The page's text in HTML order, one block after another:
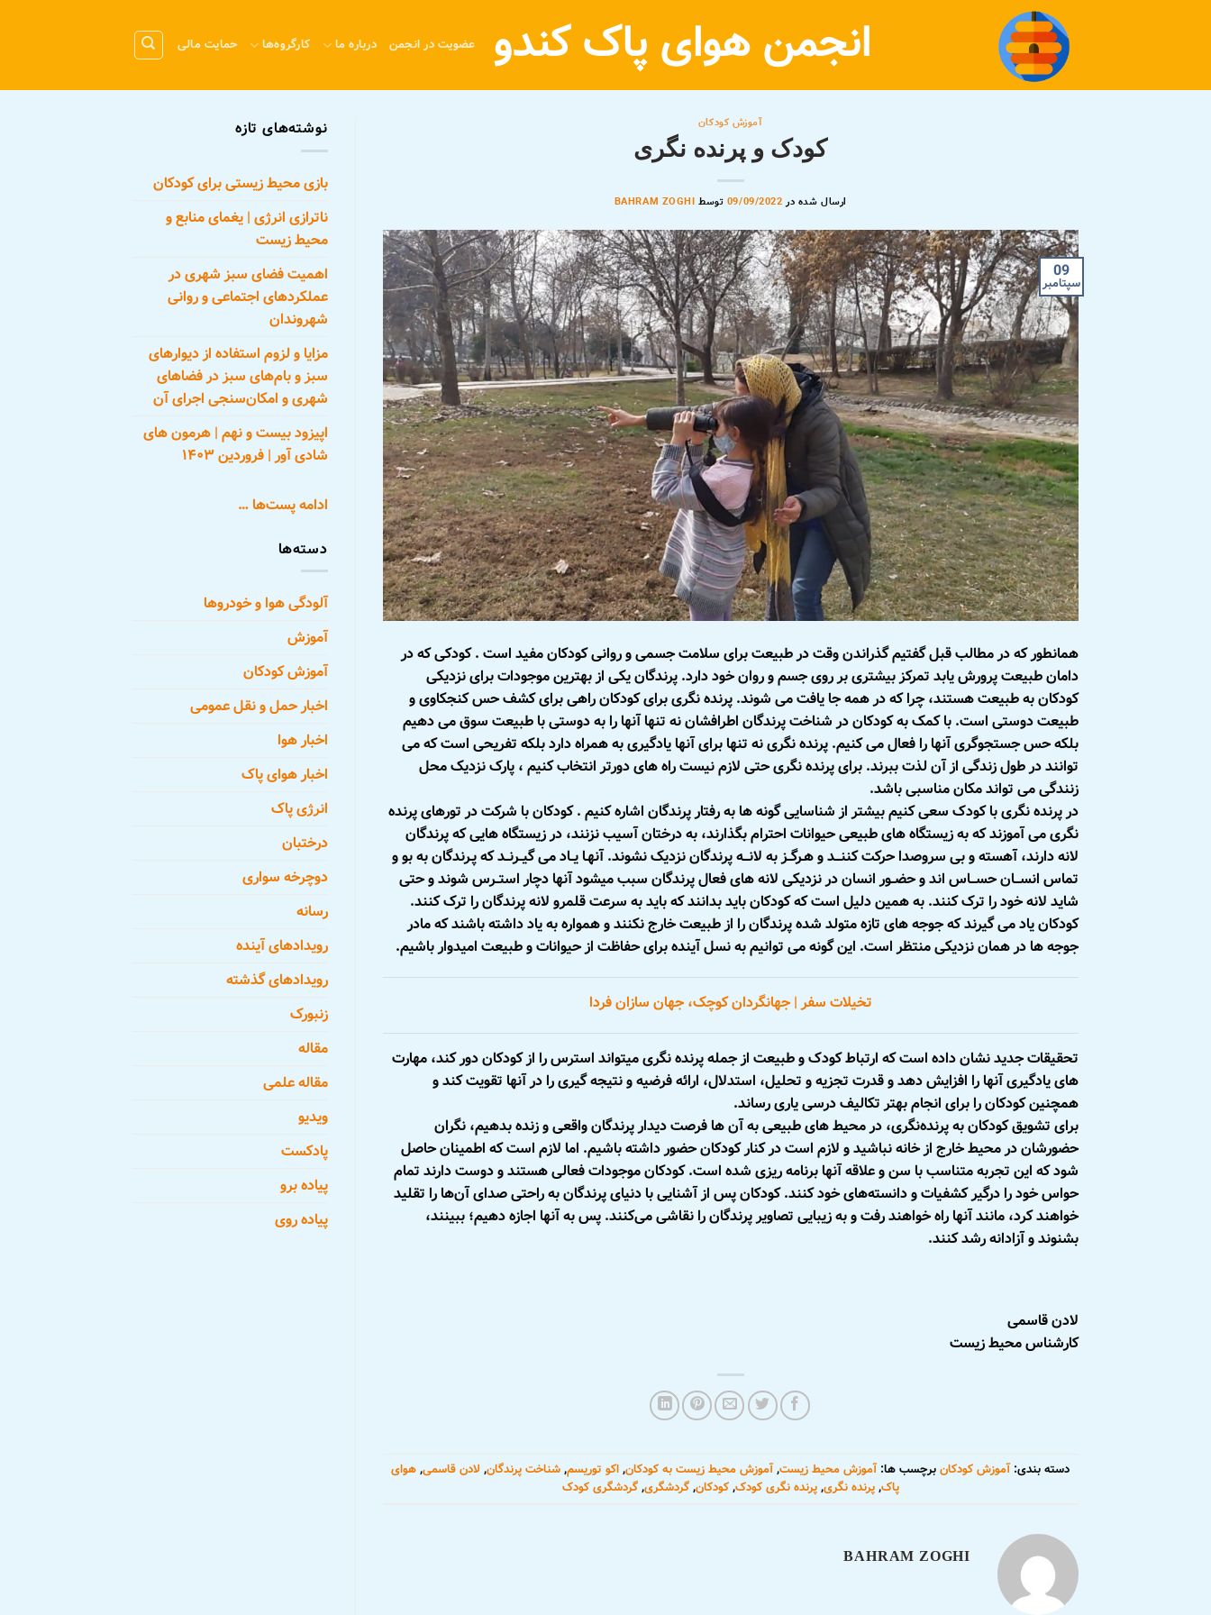
انجمن هوای پاک کندو عضویت در انجمن درباره ما کارگروه‌ها حمایت مالی
آموزش کودکان
کودک و پرنده نگری
ارسال شده در 09/09/2022 توسط BAHRAM ZOGHI
09
سپتامبر
همانطور که در مطالب قبل گفتیم گذراندن وقت در طبیعت برای سلامت جسمی و روانی کودکان مفید است . کودکی که در
دامان طبیعت پرورش یابد تمرکز بیشتری بر روی جسم و روان خود دارد. پرندگان یکی از بهترین موجودات برای نزدیکی
کودکان به طبیعت هستند، چرا که در همه جا یافت می شوند. پرنده نگری برای کودکان راهی برای کشف حس کنجکاوی و
طبیعت دوستی است. با کمک به کودکان در شناخت پرندگان اطرافشان نه تنها آنها را به دوستی با طبیعت سوق می دهیم
بلکه حس جستجوگری آنها را فعال می کنیم. پرنده نگری نه تنها برای آنها یادگیری به همراه دارد بلکه تفریحی است که می
توانند در طول زندگی از آن لذت ببرند. برای پرنده نگری حتی لازم نیست راه های دورتر انتخاب کنیم ، پارک نزدیک محل
زنندگی می تواند مکان مناسبی باشد.
در پرنده نگری با کودک سعی کنیم بیشتر از شناسایی گونه ها به رفتار پرندگان اشاره کنیم . کودکان با شرکت در تورهای پرنده
‏نگری می‏ آموزند که به زیستگاه ‏های طبیعی حیوانات احترام بگذارند، به درختان آسیب نزنند، در زیستگاه‏ هایی که پرندگان
لانه دارند، آهسته و بی‏ سر‏و‏صدا حرکت کننـــد و هـرگــز به لانـــه پرندگان نزدیک نشوند. آنهـا یــاد می‏ گیــرنــد که پـرندگان به بو و
تماس انســـان حســـاس‏ اند و حضــور انسان در نزدیکی لانه ‏های فعال پرندگان سبب می‏شود آنها دچار استــرس شوند و حتی
شاید لانه‏ خود را ترک کنند. به همین دلیل است که کودکان باید بدانند که باید به سرعت قلمرو لانه پرندگان را ترک کنند.
کودکان یاد می‏ گیرند که جوجه‏ های تازه متولد‏ شده‏ پرندگان را از طبیعت خارج نکنند و همواره به یاد داشته باشند که مادر
جوجه ‏ها در همان نزدیکی منتظر است. این گونه می توانیم به نسل آینده برای حفاظت از حیوانات و طبیعت امیدوار باشیم.
تخیلات سفر | جهانگردان کوچک، جهان سازان فردا
تحقیقات جدید نشان داده است که ارتباط کودک و طبیعت از جمله پرنده‏ نگری می‏تواند استرس را از کودکان دور کند، مهارت
‏های یادگیری آنها را افزایش دهد و قدرت تجزیه و تحلیل، استدلال، ارائه‏ فرضیه و نتیجه‏ گیری را در آنها تقویت کند و
همچنین کودکان را برای انجام بهتر تکالیف درسی یاری رساند.
برای تشویق کودکان به پرنده‌نگری، در محیط های طبیعی به آن ها فرصت دیدار پرندگان واقعی و زنده بدهیم، نگران
حضورشان در محیط خارج از خانه نباشید و لازم است در کنار کودکان حضور داشته باشیم. اما لازم است که اطمینان حاصل
شود که این تجربه متناسب با سن و علاقه آنها برنامه ریزی شده است. کودکان موجودات فعالی هستند و دوست دارند تمام
حواس خود را درگیر کشفیات و دانسته‌های خود کنند. کودکان پس از آشنایی با دنیای پرندگان به راحتی صدای آن‌ها را تقلید
خواهند کرد، مانند آنها راه خواهند رفت و به زیبایی تصاویر پرندگان را نقاشی می‌کنند. پس به آنها اجازه دهیم؛ ببینند،
بشنوند و آزادانه رشد کنند.
لادن قاسمی
کارشناس محیط زیست
دسته بندی:آموزش کودکانبرچسب ها:آموزش محیط زیست,آموزش محیط زیست به کودکان, اکو توریسم, شناخت پرندگان, لادن قاسمی, هوای
پاک,پرنده نگری,پرنده نگری کودک,کودکان,گردشگری,گردشگری کودک
BAHRAM ZOGHI
نوشته‌های تازه
بازی محیط زیستی برای کودکان
ناترازی انرژی | یغمای منابع و
محیط زیست
اهمیت فضای سبز شهری در
عملکردهای اجتماعی و روانی
شهروندان
مزایا و لزوم استفاده از دیوارهای
سبز و بام‌های سبز در فضاهای
شهری و امکان‌سنجی اجرای آن
اپیزود بیست و نهم | هرمون های
شادی آور | فروردین ۱۴۰۳
ادامه پست‌ها …
دسته‌ها
آلودگی هوا و خودروها
آموزش
آموزش کودکان
اخبار حمل و نقل عمومی
اخبار هوا
اخبار هوای پاک
انرژی پاک
درختبان
دوچرخه سواری
رسانه
رویدادهای آینده
رویدادهای گذشته
زنبورک
مقاله
مقاله علمی
ویدیو
پادکست
پیاده برو
پیاده روی